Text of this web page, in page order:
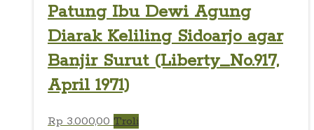
Patung Ibu Dewi Agung
Diarak Keliling Sidoarjo agar
Banjir Surut (Liberty_No.917,
April 1971)
Rp3.000,00 Troli